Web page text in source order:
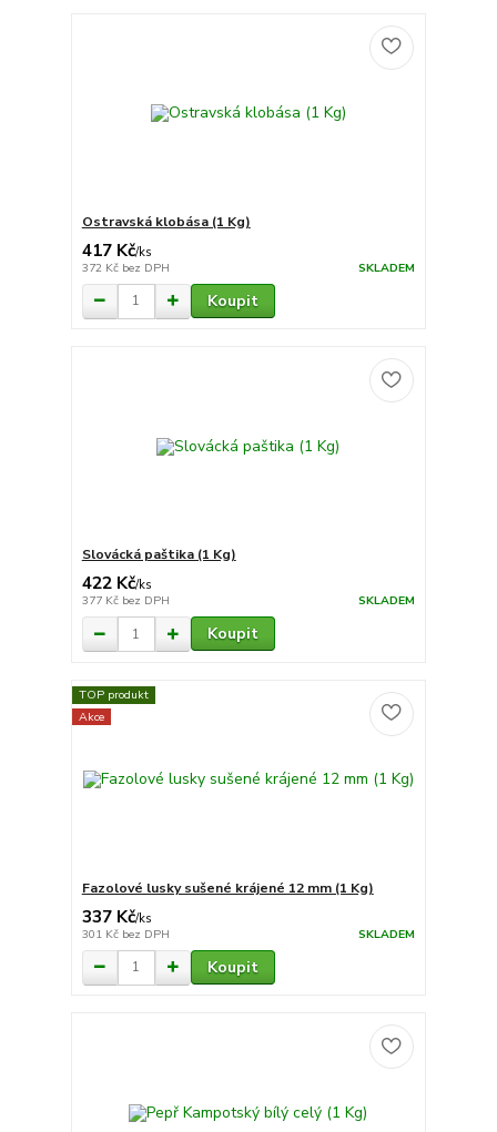
Ostravská klobása (1 Kg)
417 Kč/ks
372 Kč bez DPH SKLADEM
Koupit
Slovácká paštika (1 Kg)
422 Kč/ks
377 Kč bez DPH SKLADEM
Koupit
TOP produkt
Akce
Fazolové lusky sušené krájené 12 mm (1 Kg)
337 Kč/ks
301 Kč bez DPH SKLADEM
Koupit